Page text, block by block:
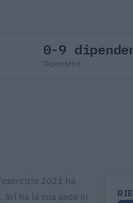
0-9
Dipendenti
2021 ha
ha la sua sede in